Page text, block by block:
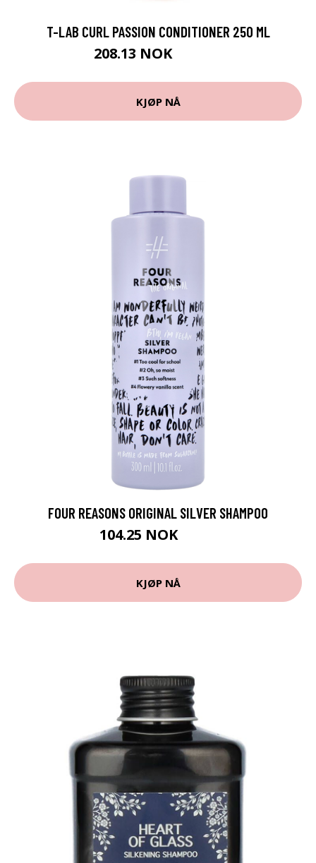
T-LAB CURL PASSION CONDITIONER 250 ML
208.13 NOK
KJØP NÅ
FOUR REASONS ORIGINAL SILVER SHAMPOO
104.25 NOK
KJØP NÅ